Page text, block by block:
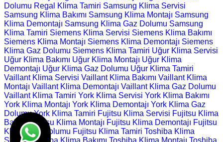
Dolumu Regal Klima Tamiri Samsung Klima Servisi
Samsung Klima Bakımı Samsung Klima Montajı Samsung
Klima Demontajı Samsung Klima Gaz Dolumu Samsung
Klima Tamiri Siemens Klima Servisi Siemens Klima Bakımı
Siemens Klima Montajı Siemens Klima Demontajı Siemens
Klima Gaz Dolumu Siemens Klima Tamiri Uğur Klima Servisi
Uğur Klima Bakımı Uğur Klima Montajı Uğur Klima
Demontajı Uğur Klima Gaz Dolumu Uğur Klima Tamiri
Vaillant Klima Servisi Vaillant Klima Bakımı Vaillant Klima
Montajı Vaillant Klima Demontajı Vaillant Klima Gaz Dolumu
Vaillant Klima Tamiri York Klima Servisi York Klima Bakımı
York Klima Montajı York Klima Demontajı York Klima Gaz
Dolumu York Klima Tamiri Fujitsu Klima Servisi Fujitsu Klima
Bakımı Fujitsu Klima Montajı Fujitsu Klima Demontajı Fujitsu
Klima Gaz Dolumu Fujitsu Klima Tamiri Toshiba Klima
Servisi Toshiba Klima Bakımı Toshiba Klima Montajı Toshiba